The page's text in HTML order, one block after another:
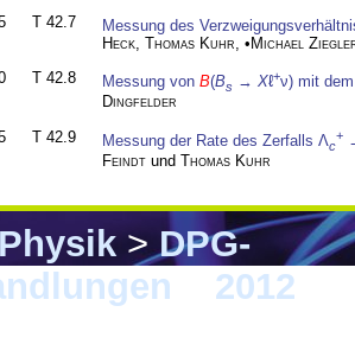
T 42.7
Messung des
Heck Thomas Kuhr , • Michael
T 42.8 Messung von B(Bs → Xℓ+ν) mit
Dingfelder
T 42.9 Messung der Rate des Zerfalls Λc
+
Feindt und Thomas Kuhr
>DPG-
2012